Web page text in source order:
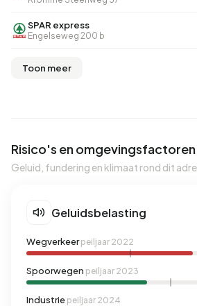
SPAR express
Engelseweg 200 b
Toon meer
Risico's en omgevingsfactoren
Geluid, fundering en klimaat rond dit
Geluidsbelasting
Wegverkeerpeiljaar 2022
Spoorwegen peiljaar 2023
Industrie peiljaar 2024